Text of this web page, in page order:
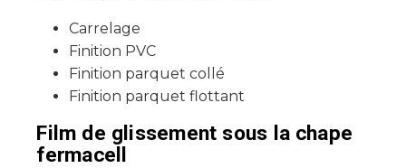
Carrelage
Finition PVC
Finition parquet collé
Finition parquet flottant
Film de glissement sous la chape
fermacell